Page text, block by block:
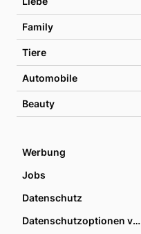
Family
Tiere
Automobile
Beauty
Werbung
Jobs
Datenschutz
Datenschutzoptionen verwalten